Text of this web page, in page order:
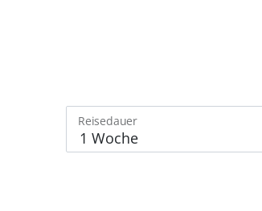
Reisedauer